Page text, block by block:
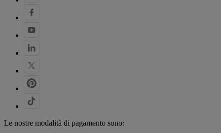
Le nostre modalità di pagamento sono: